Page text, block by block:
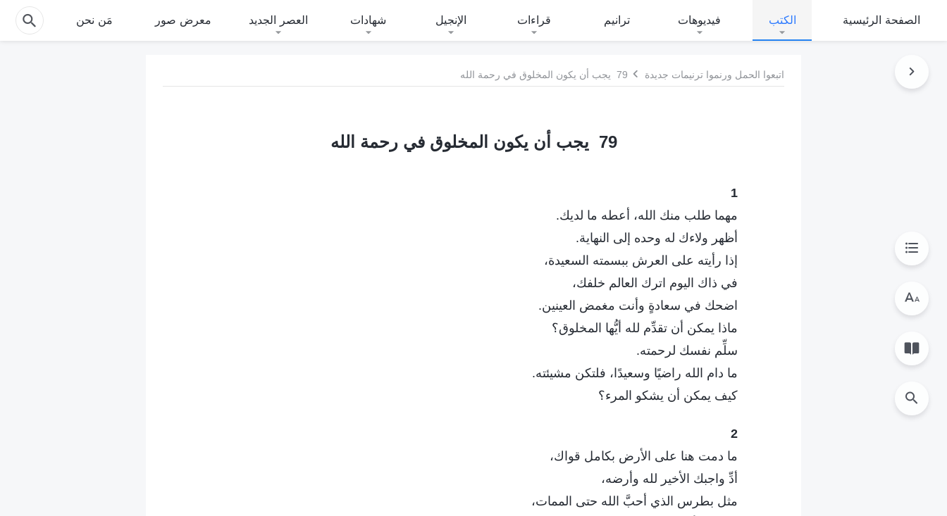
الصفحة الرئيسية الكتب فيديوهات ترانيم قراءات الإنجيل شهادات العصر الجديد معرض صور مَن نحن
اتبعوا الحمل ورنموا ترنيمات جديدة 79 يجب أن يكون المخلوق في رحمة الله
79 يجب أن يكون المخلوق في رحمة الله
1
مهما طلب منك الله، أعطه ما لديك.
أظهر ولاءك له وحده إلى النهاية.
إذا رأيته على العرش ببسمته السعيدة،
في ذاك اليوم اترك العالم خلفك،
اضحك في سعادةٍ وأنت مغمض العينين.
ماذا يمكن أن تقدِّم لله أيُّها المخلوق؟
سلِّم نفسك لرحمته.
ما دام الله راضيًا وسعيدًا، فلتكن مشيئته.
كيف يمكن أن يشكو المرء؟
2
ما دمت هنا على الأرض بكامل قواك،
أدِّ واجبك الأخير لله وأرضه،
مثل بطرس الذي أحبَّ الله حتى الممات،